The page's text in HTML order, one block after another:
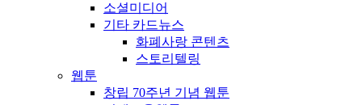
소셜미디어
기타 카드뉴스
화폐사랑 콘텐츠
스토리텔링
웹툰
창립 70주년 기념 웹툰